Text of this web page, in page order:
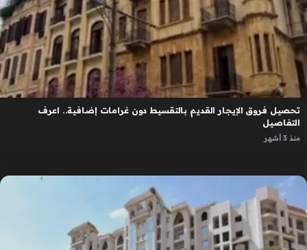
تحصيل فروق الإيجار القديم بالتقسيط دون غرامات إضافية.. اعرف
التفاصيل
منذ 3 أشهر